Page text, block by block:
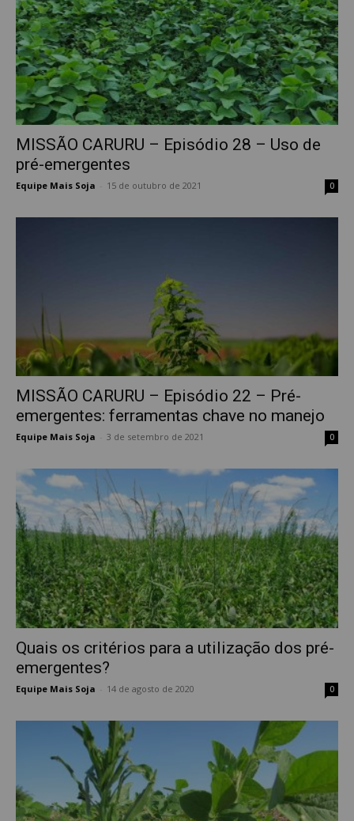
MISSÃO CARURU – Episódio 28 – Uso de
pré-emergentes
Equipe Mais Soja 15 de outubro de 2021 0
MISSÃO CARURU – Episódio 22 – Pré-
emergentes: ferramentas chave no manejo
Equipe Mais Soja 3 de setembro de 2021 0
Quais os critérios para a utilização dos pré-
emergentes?
Equipe Mais Soja 14 de agosto de 2020 0